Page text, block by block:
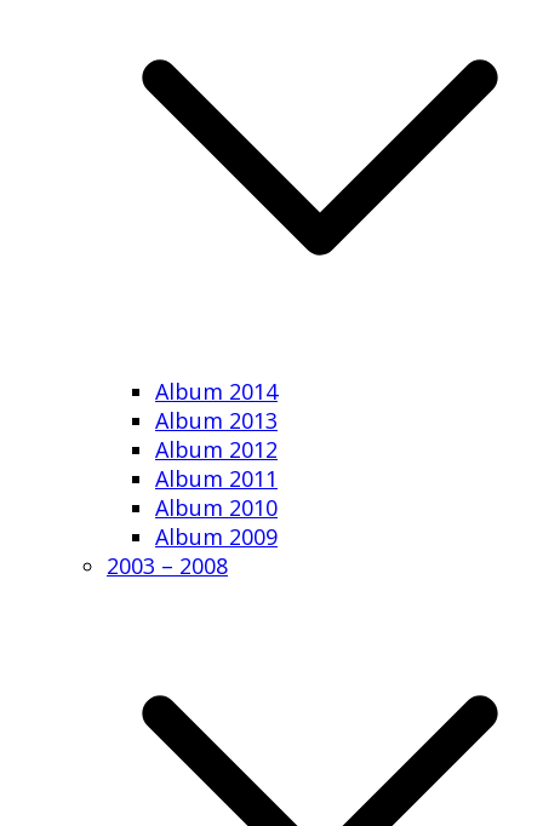
Album 2014
Album 2013
Album 2012
Album 2011
Album 2010
Album 2009
2003 – 2008